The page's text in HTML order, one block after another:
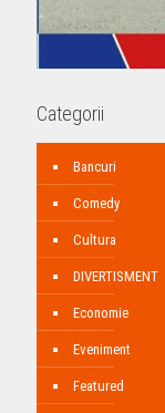
Categorii
Bancuri
Comedy
Cultura
DIVERTISMENT
Economie
Eveniment
Featured